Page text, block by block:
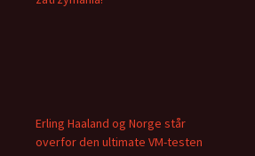
Erling Haaland og Norge står
overfor den ultimate VM-testen